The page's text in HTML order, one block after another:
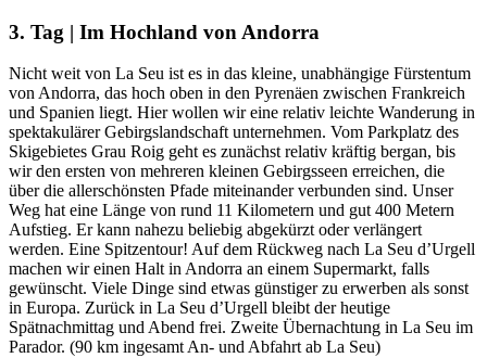
3. Tag | Im Hochland von Andorra
Nicht weit von La Seu ist es in das kleine, unabhängige Fürstentum
von Andorra, das hoch oben in den Pyrenäen zwischen Frankreich
und Spanien liegt. Hier wollen wir eine relativ leichte Wanderung in
spektakulärer Gebirgslandschaft unternehmen. Vom Parkplatz des
Skigebietes Grau Roig geht es zunächst relativ kräftig bergan, bis
wir den ersten von mehreren kleinen Gebirgsseen erreichen, die
über die allerschönsten Pfade miteinander verbunden sind. Unser
Weg hat eine Länge von rund 11 Kilometern und gut 400 Metern
Aufstieg. Er kann nahezu beliebig abgekürzt oder verlängert
werden. Eine Spitzentour! Auf dem Rückweg nach La Seu d’Urgell
machen wir einen Halt in Andorra an einem Supermarkt, falls
gewünscht. Viele Dinge sind etwas günstiger zu erwerben als sonst
in Europa. Zurück in La Seu d’Urgell bleibt der heutige
Spätnachmittag und Abend frei. Zweite Übernachtung in La Seu im
Parador. (90 km ingesamt An- und Abfahrt ab La Seu)